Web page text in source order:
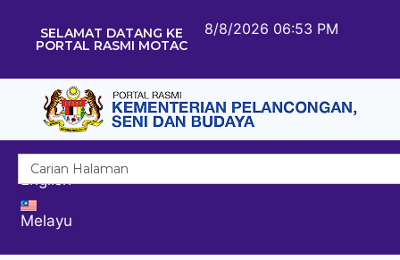
SELAMAT DATANG KE
PORTAL RASMI MOTAC
8/8/2026 06:53 PM
English
Melayu